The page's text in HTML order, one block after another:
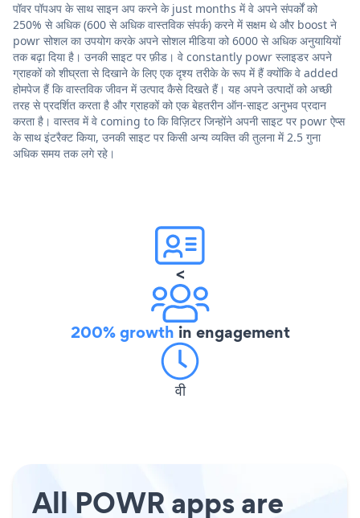
पॉवर पॉपअप के साथ साइन अप करने के just months में वे अपने संपर्कों को
250% से अधिक (600 से अधिक वास्तविक संपर्क) करने में सक्षम थे और boost ने
powr सोशल का उपयोग करके अपने सोशल मीडिया को 6000 से अधिक अनुयायियों
तक बढ़ा दिया है। उनकी साइट पर फ़ीड। वे constantly powr स्लाइडर अपने
ग्राहकों को शीघ्रता से दिखाने के लिए एक दृश्य तरीके के रूप में हैं क्योंकि वे added
होमपेज हैं कि वास्तविक जीवन में उत्पाद कैसे दिखते हैं। यह अपने उत्पादों को अच्छी
तरह से प्रदर्शित करता है और ग्राहकों को एक बेहतरीन ऑन-साइट अनुभव प्रदान
करता है। वास्तव में वे coming to कि विज़िटर जिन्होंने अपनी साइट पर powr ऐप्स
के साथ इंटरैक्ट किया, उनकी साइट पर किसी अन्य व्यक्ति की तुलना में 2.5 गुना
अधिक समय तक लगे रहे।
<
200% growth in engagement
वी
All POWR apps are